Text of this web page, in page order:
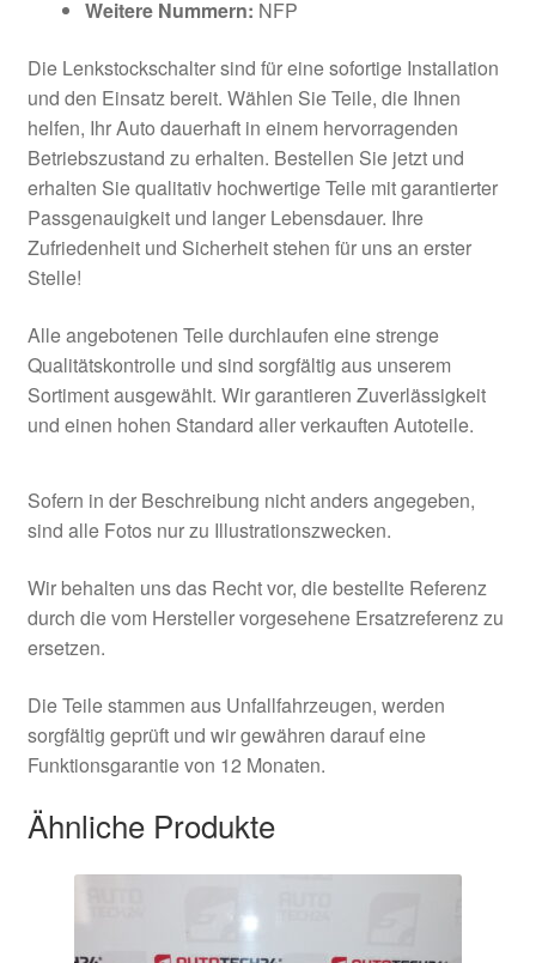
Weitere Nummern: NFP
Die Lenkstockschalter sind für eine sofortige Installation
und den Einsatz bereit. Wählen Sie Teile, die Ihnen
helfen, Ihr Auto dauerhaft in einem hervorragenden
Betriebszustand zu erhalten. Bestellen Sie jetzt und
erhalten Sie qualitativ hochwertige Teile mit garantierter
Passgenauigkeit und langer Lebensdauer. Ihre
Zufriedenheit und Sicherheit stehen für uns an erster
Stelle!
Alle angebotenen Teile durchlaufen eine strenge
Qualitätskontrolle und sind sorgfältig aus unserem
Sortiment ausgewählt. Wir garantieren Zuverlässigkeit
und einen hohen Standard aller verkauften Autoteile.
Sofern in der Beschreibung nicht anders angegeben,
sind alle Fotos nur zu Illustrationszwecken.
Wir behalten uns das Recht vor, die bestellte Referenz
durch die vom Hersteller vorgesehene Ersatzreferenz zu
ersetzen.
Die Teile stammen aus Unfallfahrzeugen, werden
sorgfältig geprüft und wir gewähren darauf eine
Funktionsgarantie von 12 Monaten.
Ähnliche Produkte